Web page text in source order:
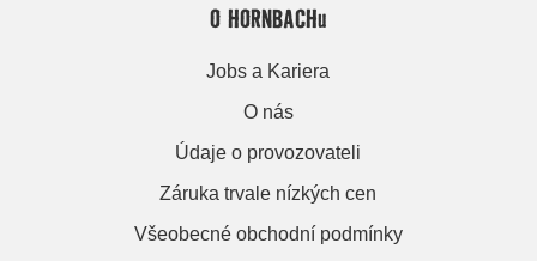
O HORNBACHu
Jobs a Kariera
O nás
Údaje o provozovateli
Záruka trvale nízkých cen
Všeobecné obchodní podmínky